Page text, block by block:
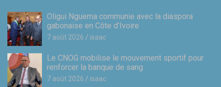
Oligui Nguema communie avec la diaspora
gabonaise en Côte d’Ivoire
7 août 2026 isaac
Le CNOG mobilise le mouvement sportif pour
renforcer la banque de sang
7 août 2026 isaac